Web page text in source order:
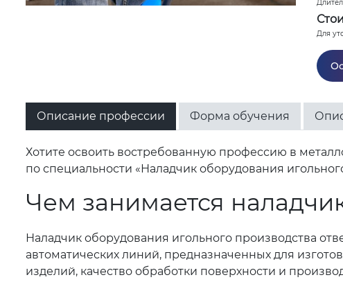
Для
Описание профессии Форма обучения
Хотите освоить востребованную профессию в
по специальности «Наладчик оборудования
Чем занимается
Наладчик оборудования игольного производства
автоматических линий, предназначенных для
изделий, качество обработки поверхности и